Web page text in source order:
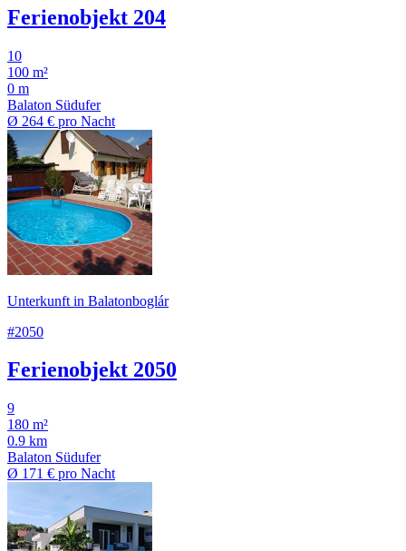
Ferienobjekt 204
10
100 m²
0 m
Balaton Südufer
Ø 264 € pro Nacht
Unterkunft in Balatonboglár
#2050
Ferienobjekt 2050
9
180 m²
0.9 km
Balaton Südufer
Ø 171 € pro Nacht